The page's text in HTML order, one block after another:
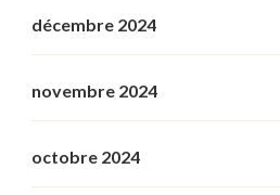
décembre 2024
novembre 2024
octobre 2024